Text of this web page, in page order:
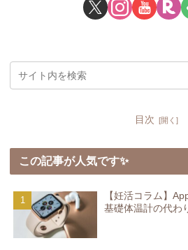
目次
この記事が人気です✨
【妊活コラム】
基礎体温計の代わ